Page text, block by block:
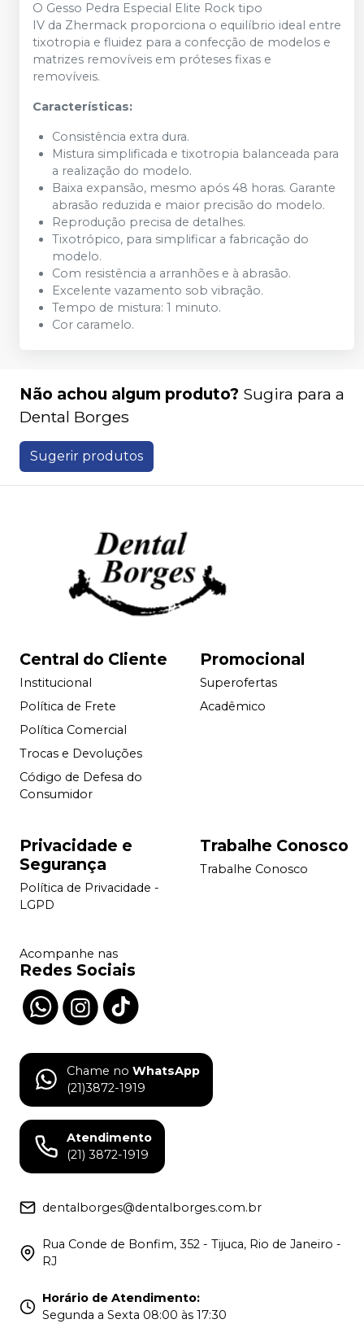
O Gesso Pedra Especial Elite Rock tipo
IV da Zhermack proporciona o equilíbrio ideal entre
tixotropia e fluidez para a confecção de modelos e
matrizes removíveis em próteses fixas e
removíveis.
Características:
Consistência extra dura.
Mistura simplificada e tixotropia balanceada para
a realização do modelo.
Baixa expansão, mesmo após 48 horas. Garante
abrasão reduzida e maior precisão do modelo.
Reprodução precisa de detalhes.
Tixotrópico, para simplificar a fabricação do
modelo.
Com resistência a arranhões e à abrasão.
Excelente vazamento sob vibração.
Tempo de mistura: 1 minuto.
Cor caramelo.
Não achou algum produto? Sugira para a
Dental Borges
Sugerir produtos
Central do Cliente
Institucional
Política de Frete
Política Comercial
Trocas e Devoluções
Código de Defesa do
Consumidor
Promocional
Superofertas
Acadêmico
Privacidade e
Segurança
Política de Privacidade -
LGPD
Trabalhe Conosco
Trabalhe Conosco
Acompanhe nas
Redes Sociais
Chame no WhatsApp
(21)3872-1919
Atendimento
(21) 3872-1919
dentalborges@dentalborges.com.br
Rua Conde de Bonfim, 352 - Tijuca, Rio de Janeiro -
RJ
Horário de Atendimento:
Segunda a Sexta 08:00 às 17:30